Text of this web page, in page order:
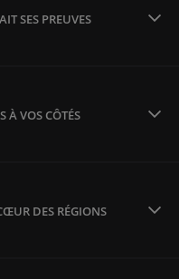
SES PREUVES
À VOS CÔTÉS
DES RÉGIONS